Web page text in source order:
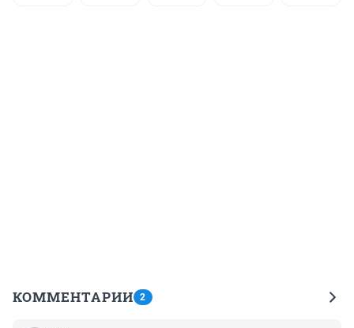
КОММЕНТАРИИ 2